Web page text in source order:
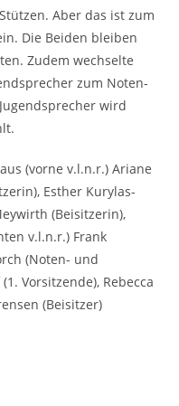
Aber das ist zum
Die Beiden bleiben
Zudem wechselte
zum Noten-
wird
(vorne v.l.n.r.) Ariane
Esther Kurylas-
(Beisitzerin),
v.l.n.r.) Frank
(Noten- und
Vorsitzende), Rebecca
(Beisitzer)